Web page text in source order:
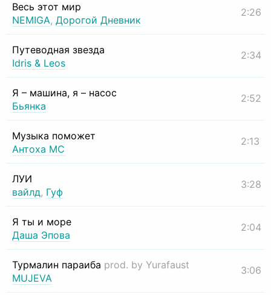
Весь этот мир
NEMIGA, Дорогой Дневник
2:26
Путеводная звезда
Idris & Leos
2:34
Я – машина, я – насос
Бьянка
2:52
Музыка поможет
Антоха МС
2:13
ЛУИ
вайлд, Гуф
3:28
Я ты и море
Даша Эпова
2:04
Турмалин параиба prod. by Yurafaust
MUJEVA
3:06